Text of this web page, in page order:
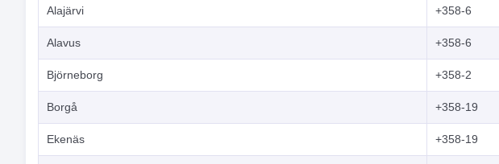
Alajärvi +358-6
Alavus +358-6
Björneborg +358-2
Borgå +358-19
Ekenäs +358-19